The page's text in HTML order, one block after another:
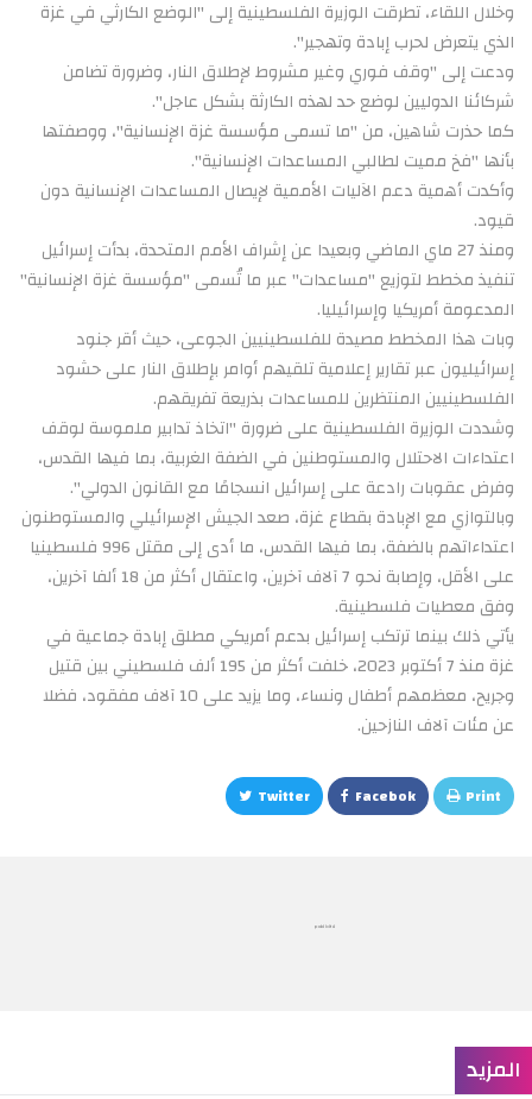
وخلال اللقاء، تطرقت الوزيرة الفلسطينية إلى "الوضع الكارثي في غزة
الذي يتعرض لحرب إبادة وتهجير".
ودعت إلى "وقف فوري وغير مشروط لإطلاق النار، وضرورة تضامن
شركائنا الدوليين لوضع حد لهذه الكارثة بشكل عاجل".
كما حذرت شاهين، من "ما تسمى مؤسسة غزة الإنسانية"، ووصفتها
بأنها "فخ مميت لطالبي المساعدات الإنسانية".
وأكدت أهمية دعم الآليات الأممية لإيصال المساعدات الإنسانية دون
قيود.
ومنذ 27 ماي الماضي وبعيدا عن إشراف الأمم المتحدة، بدأت إسرائيل
تنفيذ مخطط لتوزيع "مساعدات" عبر ما تُسمى "مؤسسة غزة الإنسانية"
المدعومة أمريكيا وإسرائيليا.
وبات هذا المخطط مصيدة للفلسطينيين الجوعى، حيث أقر جنود
إسرائيليون عبر تقارير إعلامية تلقيهم أوامر بإطلاق النار على حشود
الفلسطينيين المنتظرين للمساعدات بذريعة تفريقهم.
وشددت الوزيرة الفلسطينية على ضرورة "اتخاذ تدابير ملموسة لوقف
اعتداءات الاحتلال والمستوطنين في الضفة الغربية، بما فيها القدس،
وفرض عقوبات رادعة على إسرائيل انسجامًا مع القانون الدولي".
وبالتوازي مع الإبادة بقطاع غزة، صعد الجيش الإسرائيلي والمستوطنون
اعتداءاتهم بالضفة، بما فيها القدس، ما أدى إلى مقتل 996 فلسطينيا
على الأقل، وإصابة نحو 7 آلاف آخرين، واعتقال أكثر من 18 ألفا آخرين،
وفق معطيات فلسطينية.
يأتي ذلك بينما ترتكب إسرائيل بدعم أمريكي مطلق إبادة جماعية في
غزة منذ 7 أكتوبر 2023، خلفت أكثر من 195 ألف فلسطيني بين قتيل
وجريح، معظمهم أطفال ونساء، وما يزيد على 10 آلاف مفقود، فضلا
عن مئات آلاف النازحين.
Print
Facebok
Twitter
publicité
المزيد